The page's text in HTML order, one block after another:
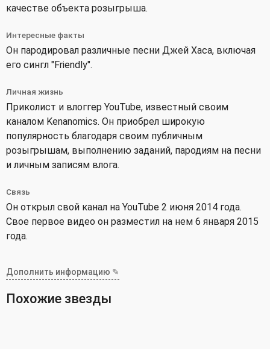
качестве объекта розыгрыша.
Интересные факты
Он пародировал различные песни Джей Хаса, включая
его сингл "Friendly".
Личная жизнь
Приколист и влоггер YouTube, известный своим
каналом Kenanomics. Он приобрел широкую
популярность благодаря своим публичным
розыгрышам, выполнению заданий, пародиям на песни
и личным записям влога.
Связь
Он открыл свой канал на YouTube 2 июня 2014 года.
Свое первое видео он разместил на нем 6 января 2015
года.
Дополнить информацию ✎
Похожие звезды